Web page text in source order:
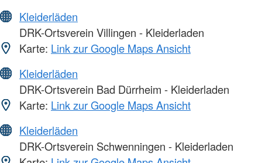
Kleiderläden
DRK-Ortsverein Villingen - Kleiderladen
Karte: Link zur Google Maps Ansicht
Kleiderläden
DRK-Ortsverein Bad Dürrheim - Kleiderladen
Karte: Link zur Google Maps Ansicht
Kleiderläden
DRK-Ortsverein Schwenningen - Kleiderladen